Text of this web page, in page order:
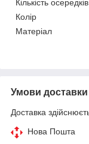
Кількість осередків
Колір
Матеріал
Умови доставки
Доставка
Нова Пошта